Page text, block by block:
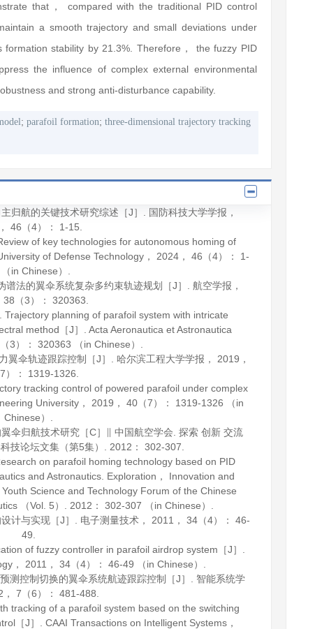
that， compared with the traditional PID control
a smooth trajectory and small deviations under
stability by 21.3%. Therefore， the fuzzy PID
the influence of complex external environmental
and strong anti-disturbance capability.
; parafoil formation; three-dimensional trajectory tracking
归航的关键技术研究综述［J］. 国防科技大学学报 ，
46 （4）： 1-15.
of key technologies for autonomous homing of
of Defense Technology， 2024， 46 （4）： 1-
in Chinese）.
法的翼伞系统复杂多约束轨迹规划［J］. 航空学报 ，
38 （3）： 320363.
Trajectory planning of parafoil system with intricate
method［J］. Acta Aeronautica et Astronautica
（3）： 320363 （in Chinese）.
翼伞轨迹跟踪控制［J］. 哈尔滨工程大学学报 ， 2019 ，
）： 1319-1326.
tracking control of powered parafoil under complex
University， 2019 ， 40（7）： 1319-1326 （in
Chinese）.
伞归航技术研究［C］∥ 中国航空学会. 探索 创新 交流
技论坛文集（第5集）. 2012 ： 302-307.
on parafoil homing technology based on PID
and Astronautics. Exploration， Innovation and
Science and Technology Forum of the Chinese
（Vol. 5）. 2012 ： 302-307 （in Chinese）.
计与实现［J］. 电子测量技术 ， 2011 ， 34 （4）： 46-
49.
of fuzzy controller in parafoil airdrop system［J］.
， 2011 ， 34（4）： 46-49 （in Chinese）.
测控制切换的翼伞系统航迹跟踪控制［J］. 智能系统学
， 7 （6）： 481-488.
tracking of a parafoil system based on the switching
［J］. CAAI Transactions on Intelligent Systems，